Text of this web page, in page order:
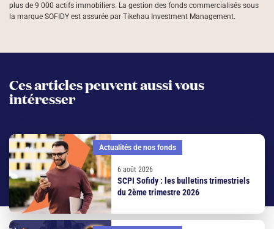
plus de 9 000 actifs immobiliers. La gestion des fonds commercialisés sous
la marque SOFIDY est assurée par Tikehau Investment Management.
Ces articles peuvent aussi vous
intéresser
Actualités de nos fonds
6 août 2026
SCPI Sofidy : les bulletins trimestriels
du 2ème trimestre 2026